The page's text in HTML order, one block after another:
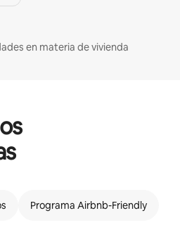
en materia de vivienda
Programa Airbnb-Friendly